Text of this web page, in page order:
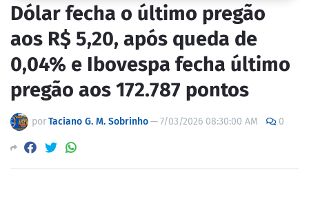
Dólar fecha o último pregão
aos R$ 5,20, após queda de
0,04% e Ibovespa fecha último
pregão aos 172.787 pontos
porTaciano G. M. Sobrinho—7/03/2026 08:30:00 AM 0